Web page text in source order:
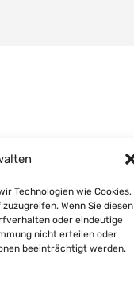
Technologien wie Cookies,
Wenn Sie diesen
oder eindeutige
nicht erteilen oder
beeinträchtigt werden.